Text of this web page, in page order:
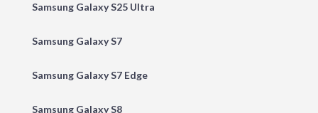
Samsung Galaxy S25 Ultra
Samsung Galaxy S7
Samsung Galaxy S7 Edge
Samsung Galaxy S8